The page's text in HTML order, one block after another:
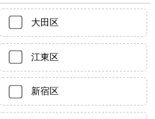
大田区
江東区
新宿区